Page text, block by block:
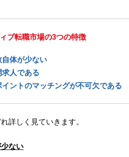
ブ転職市場の3つの特徴
体が少ない
人である
ントのマッチングが不可欠である
詳しく見ていきます。
ない